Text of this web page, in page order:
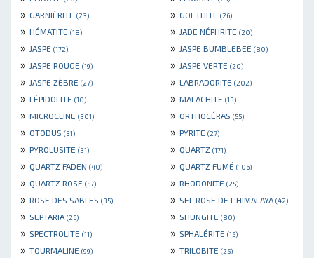
» GARNIÈRITE (23) » GOETHITE (26)
» HÉMATITE (18) » JADE NÉPHRITE (20)
» JASPE (172) » JASPE BUMBLEBEE (80)
» JASPE ROUGE (19) » JASPE VERTE (20)
» JASPE ZÈBRE (27) » LABRADORITE (202)
» LÉPIDOLITE (10) » MALACHITE (13)
» MICROCLINE (301) » ORTHOCÉRAS (55)
» OTODUS (31) » PYRITE (27)
» PYROLUSITE (31) » QUARTZ (171)
» QUARTZ FADEN (40) » QUARTZ FUMÉ (106)
» QUARTZ ROSE (57) » RHODONITE (25)
» ROSE DES SABLES (35) » SEL ROSE DE L'HIMALAYA (42)
» SEPTARIA (26) » SHUNGITE (80)
» SPECTROLITE (11) » SPHALÉRITE (15)
» TOURMALINE (99) » TRILOBITE (25)